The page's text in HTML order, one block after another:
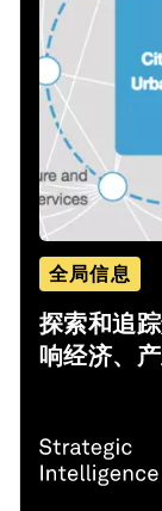
全局信息
探索和追
响经济、